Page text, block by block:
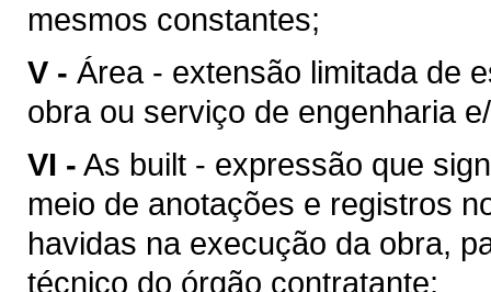
mesmos constantes;
V - Área - extensão limitada de
obra ou serviço de engenharia
VI - As built - expressão que
meio de anotações e registros
havidas na execução da obra,
técnico do órgão contratante;